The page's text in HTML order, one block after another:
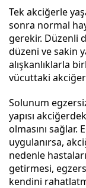
Tek akciğerle
sonra normal
gerekir. Düzenli
düzeni ve sakin
alışkanlıklarla
vücuttaki
Solunum
yapısı
olmasını sağlar.
uygulanırsa,
nedenle
getirmesi,
kendini